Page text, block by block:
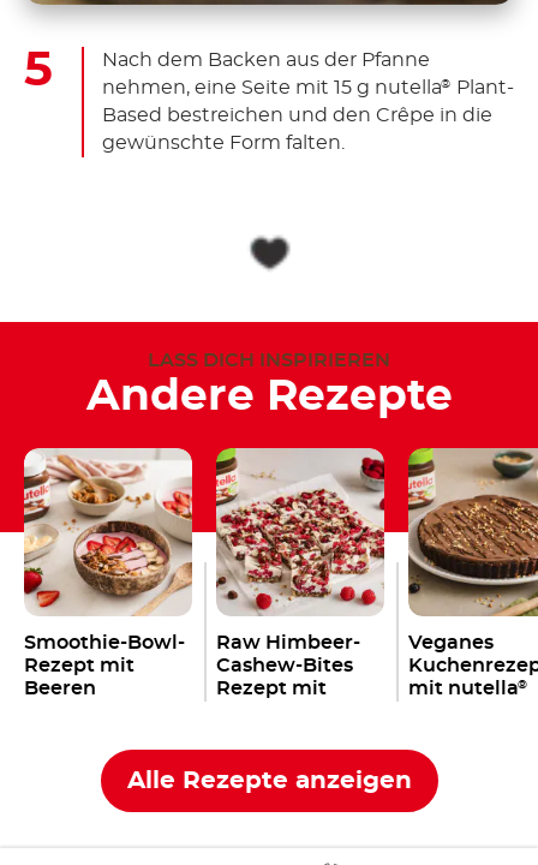
Nach dem Backen aus der Pfanne
nehmen, eine Seite mit 15 g nutella®
Plant-
Based bestreichen und den Crêpe in die
gewünschte Form falten.
LASS DICH INSPIRIEREN
Andere Rezepte
Smoothie-Bowl-
Rezept mit
Beeren
Raw Himbeer-
Cashew-Bites
Rezept mit
Veganes
mit nutella®
Alle Rezepte anzeigen